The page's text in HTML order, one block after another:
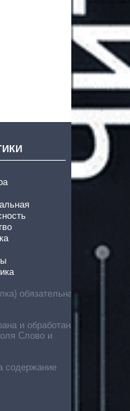
обязательна
и обработана
Слово и
содержание